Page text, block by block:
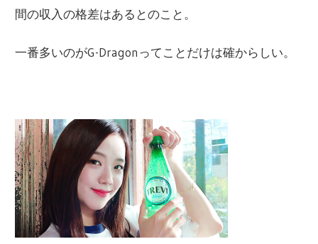
間の収入の格差はあるとのこと。
一番多いのがG-Dragonってことだけは確からしい。